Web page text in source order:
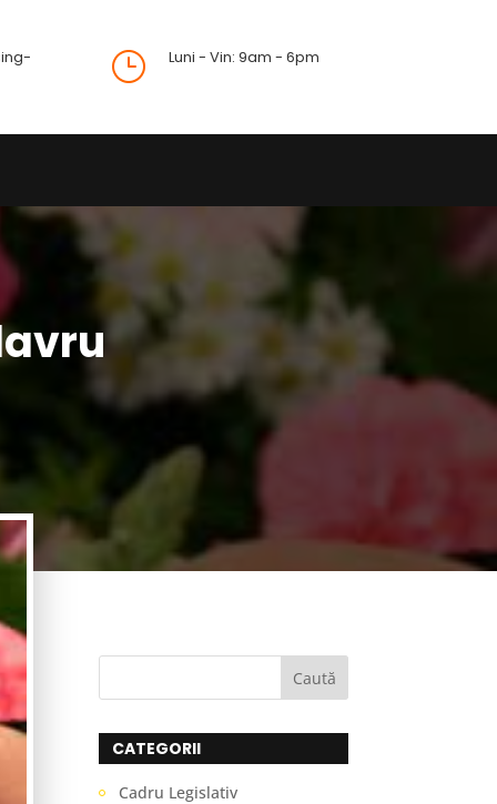
} Luni - Vin: 9am - 6pm
CATEGORII
Cadru Legislativ